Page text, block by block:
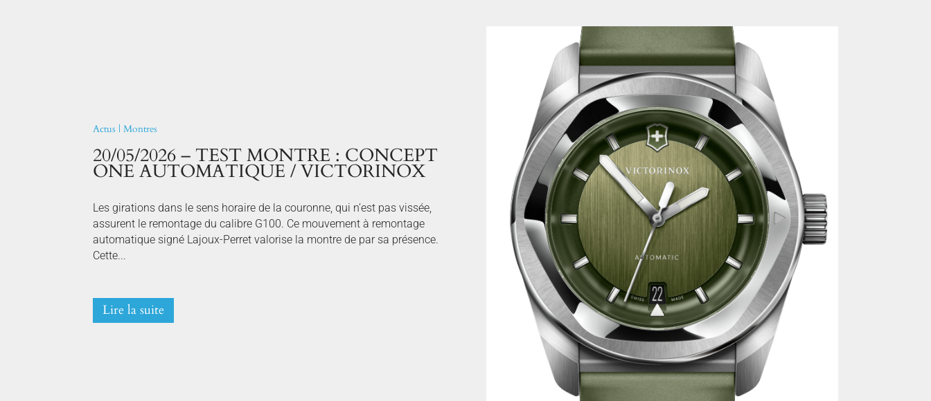
Actus |Montres
20/05/2026 – TEST MONTRE : CONCEPT
ONE AUTOMATIQUE / VICTORINOX
Les girations dans le sens horaire de la couronne, qui n’est pas vissée,
assurent le remontage du calibre G100. Ce mouvement à remontage
automatique signé Lajoux-Perret valorise la montre de par sa présence.
Cette...
Lire la suite